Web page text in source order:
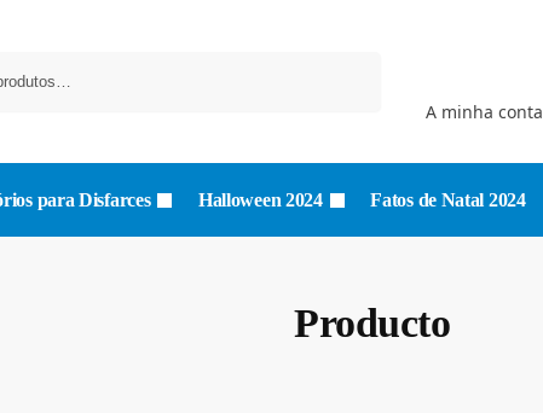
A minha conta
para Disfarces Halloween 2024 Fatos de Natal 2024
Producto